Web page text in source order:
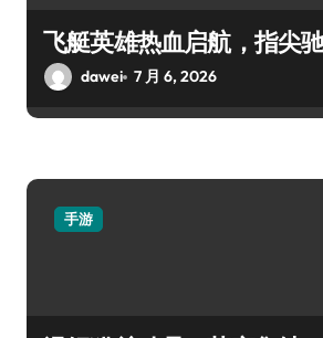
飞艇英雄热血启航，指尖
dawei 7 月 6, 2026
手游